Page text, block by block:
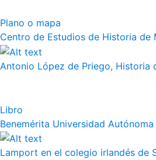
Plano o mapa
Centro de Estudios de Historia de
Antonio López de Priego, Historia
Libro
Benemérita Universidad Autónoma
Lamport en el colegio irlandés de